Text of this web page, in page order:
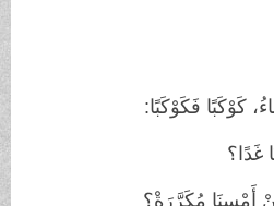
فَكَوْكَبًا:
مُكَرَّرَةْ؟